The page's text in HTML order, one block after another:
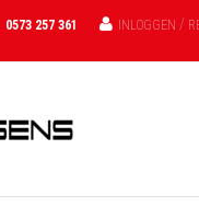
0573 257 361 INLOGGEN /